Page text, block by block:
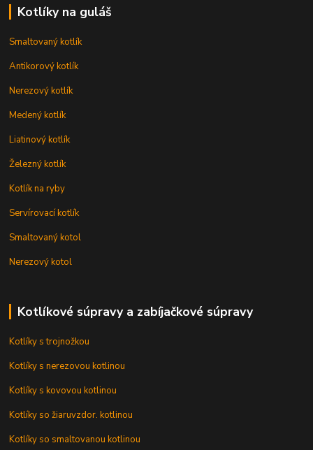
Kotlíky na guláš
Smaltovaný kotlík
Antikorový kotlík
Nerezový kotlík
Medený kotlík
Liatinový kotlík
Železný kotlík
Kotlík na ryby
Servírovací kotlík
Smaltovaný kotol
Nerezový kotol
Kotlíkové súpravy a zabíjačkové súpravy
Kotlíky s trojnožkou
Kotlíky s nerezovou kotlinou
Kotlíky s kovovou kotlinou
Kotlíky so žiaruvzdor. kotlinou
Kotlíky so smaltovanou kotlinou